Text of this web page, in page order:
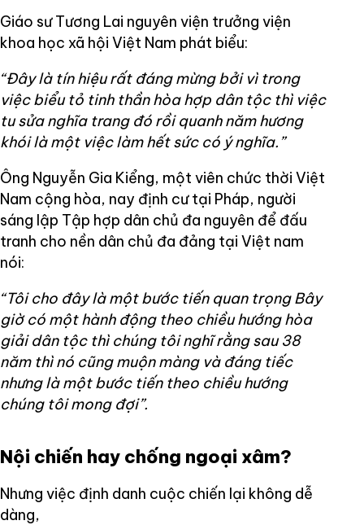
Giáo sư Tương Lai nguyên viện trưởng viện
khoa học xã hội Việt Nam phát biểu:
“Đây là tín hiệu rất đáng mừng bởi vì trong
việc biểu tỏ tinh thần hòa hợp dân tộc thì việc
tu sửa nghĩa trang đó rồi quanh năm hương
khói là một việc làm hết sức có ý nghĩa.”
Ông Nguyễn Gia Kiểng, một viên chức thời Việt
Nam cộng hòa, nay định cư tại Pháp, người
sáng lập Tập hợp dân chủ đa nguyên để đấu
tranh cho nền dân chủ đa đảng tại Việt nam
nói:
“Tôi cho đây là một bước tiến quan trọng Bây
giờ có một hành động theo chiều hướng hòa
giải dân tộc thì chúng tôi nghĩ rằng sau 38
năm thì nó cũng muộn màng và đáng tiếc
nhưng là một bước tiến theo chiều hướng
chúng tôi mong đợi”.
Nội chiến hay chống ngoại xâm?
Nhưng việc định danh cuộc chiến lại không dễ
dàng,